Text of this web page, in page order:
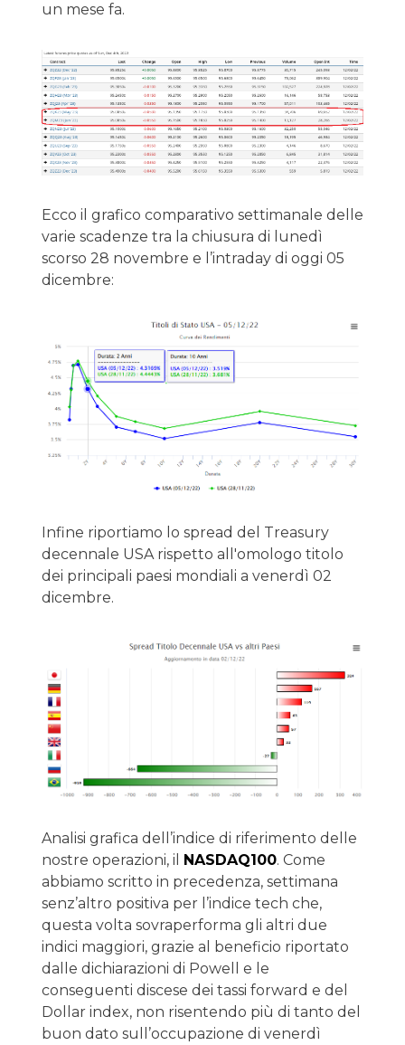
un mese fa.
Ecco il grafico comparativo settimanale delle
varie scadenze tra la chiusura di lunedì
scorso 28 novembre e l’intraday di oggi 05
dicembre:
Infine riportiamo lo spread del Treasury
decennale USA rispetto all'omologo titolo
dei principali paesi mondiali a venerdì 02
dicembre.
Analisi grafica dell’indice di riferimento delle
nostre operazioni, il NASDAQ100. Come
abbiamo scritto in precedenza, settimana
senz’altro positiva per l’indice tech che,
questa volta sovraperforma gli altri due
indici maggiori, grazie al beneficio riportato
dalle dichiarazioni di Powell e le
conseguenti discese dei tassi forward e del
Dollar index, non risentendo più di tanto del
buon dato sull’occupazione di venerdì